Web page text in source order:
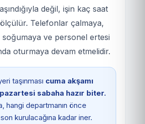
değil, işin kaç saat
Telefonlar çalmaya,
soğumaya ve personel ertesi
oturmaya devam etmelidir.
taşınması cuma akşamı
sabaha hazır biter.
hangi departmanın önce
kurulacağına kadar iner.